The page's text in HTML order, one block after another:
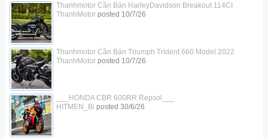
Thanhmotor Cần Bán HarleyDavidson Breakout 114CI
ThanhMotorposted 10/7/26
Thanhmotor Cần Bán Triumph Trident 660 Model 2022
ThanhMotorposted 10/7/26
___HONDA CBR 600RR Repsol___
HITMEN_Bi posted 30/6/26